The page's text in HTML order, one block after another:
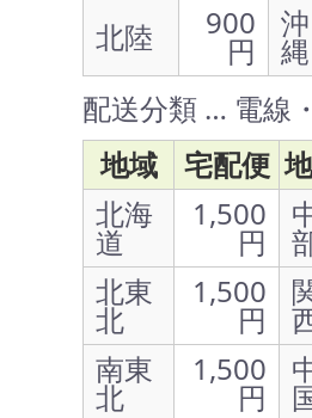
北陸
900
円
沖
縄
配送分類 … 電線
地域
宅配便
北海
道
1,500
円
北東
北
1,500
円
南東
北
1,500
円